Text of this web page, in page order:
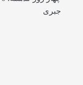
جبری